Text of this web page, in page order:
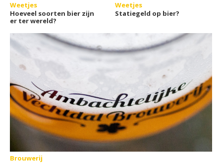
Weetjes
Hoeveel soorten bier zijn
er ter wereld?
Weetjes
Statiegeld op bier?
Brouwerij